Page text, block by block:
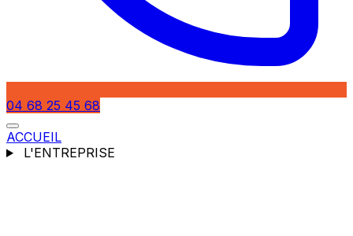
04 68 25 45 68
ACCUEIL
L'ENTREPRISE